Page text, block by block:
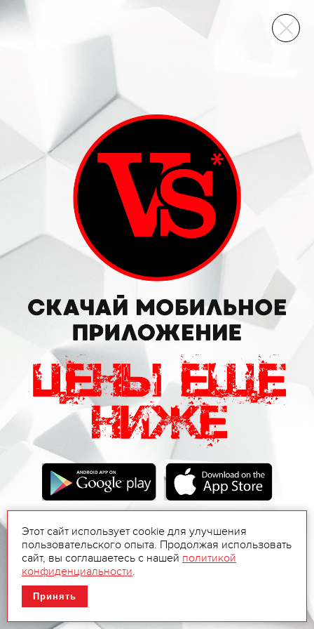
ВИННЫЙ СКЛАД
Этот сайт использует cookie для улучшения
пользовательского опыта. Продолжая использовать
сайт, вы соглашаетесь с нашей политикой
конфиденциальности.
Принять